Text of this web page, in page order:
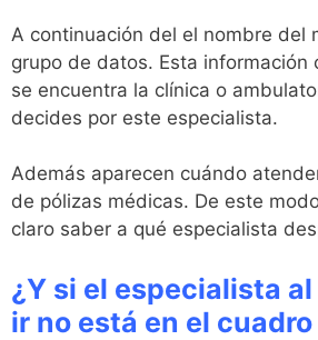
A continuación del el nombre del
grupo de datos. Esta información
se encuentra la clínica o
decides por este especialista.
Además aparecen cuándo
de pólizas médicas. De este
claro saber a qué especialista
¿Y si el especialista
ir no está en el